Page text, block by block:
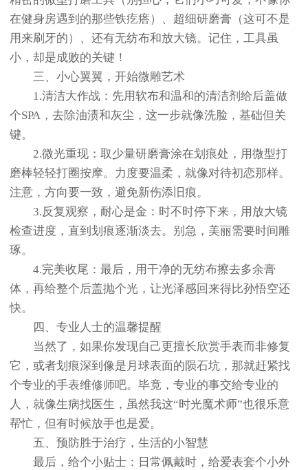
在健身房遇到的那些铁疙瘩）、超细研磨膏（这可不是
用来刷牙的）、还有无纺布和放大镜。记住，工具虽
小，却是成败的关键！
三、小心翼翼，开始微雕艺术
1.清洁大作战：先用软布和温和的清洁剂给后盖做
个SPA，去除油渍和灰尘，这一步就像洗脸，基础但关
键。
2.微光重现：取少量研磨膏涂在划痕处，用微型打
磨棒轻轻打圈按摩。力度要温柔，就像对待初恋那样。
注意，方向要一致，避免新伤添旧痕。
3.反复观察，耐心是金：时不时停下来，用放大镜
检查进度，直到划痕逐渐淡去。别急，美丽需要时间雕
琢。
4.完美收尾：最后，用干净的无纺布擦去多余膏
体，再给整个后盖抛个光，让光泽感回来得比孙悟空还
快。
四、专业人士的温馨提醒
当然了，如果你发现自己更擅长欣赏手表而非修复
它，或者划痕深到像是月球表面的陨石坑，那就赶紧找
个专业的手表维修师吧。毕竟，专业的事交给专业的
人，就像生病找医生，虽然我这“时光魔术师”也很乐意
帮忙，但有时候放手也是爱。
五、预防胜于治疗，生活的小智慧
最后，给个小贴士：日常佩戴时，给爱表套个小外